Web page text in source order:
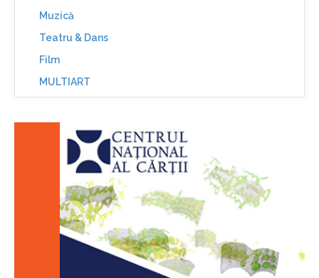
Muzică
Teatru & Dans
Film
MULTIART